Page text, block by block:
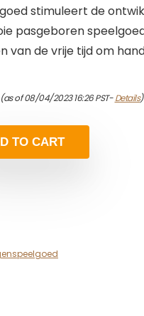
stimuleert de
pasgeboren
van de vrije tijd om
of 08/04/2023 16:26 PST-Details)
TO CART